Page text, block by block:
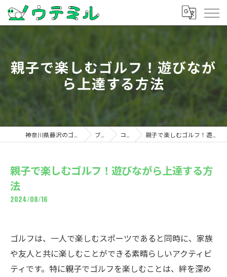
親子で楽しむゴルフ！遊びなが
ら上達する方法
ブログ コラム 親子で楽しむゴルフ！遊びながら上達する方法
親子で楽しむゴルフ！遊びながら上達する方
法
2024/08/16
ゴルフは、一人で楽しむスポーツであると同時に、家族
や友人と共に楽しむことができる素晴らしいアクティビ
ティです。特に親子でゴルフを楽しむことは、絆を深め